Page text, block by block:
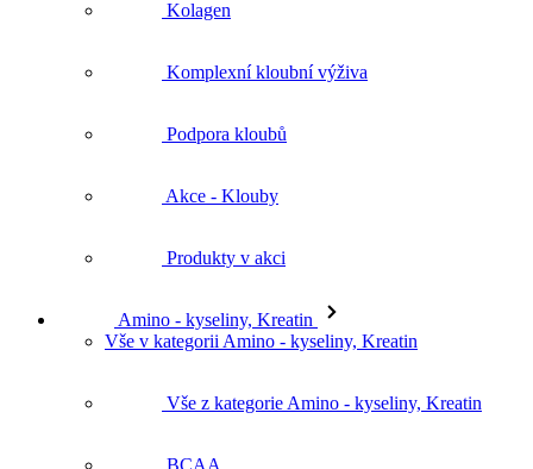
Kolagen
Komplexní kloubní výživa
Podpora kloubů
Akce - Klouby
Produkty v akci
Amino - kyseliny, Kreatin
Vše v kategorii Amino - kyseliny, Kreatin
Vše z kategorie Amino - kyseliny, Kreatin
BCAA